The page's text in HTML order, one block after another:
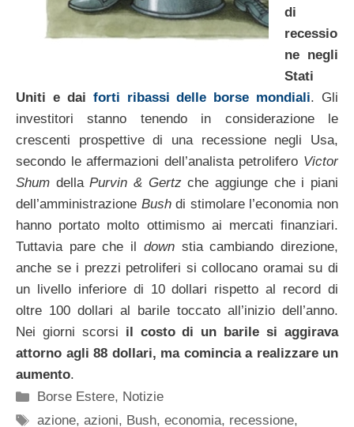
di
recessio
ne negli
Stati
Uniti e dai forti ribassi delle borse mondiali. Gli
investitori stanno tenendo in considerazione le
crescenti prospettive di una recessione negli Usa,
secondo le affermazioni dell’analista petrolifero Victor
Shum dellaPurvin & Gertzche aggiunge che i piani
dell’amministrazione Bushdi stimolare l’economia non
hanno portato molto ottimismo ai mercati finanziari.
Tuttavia pare che il downstia cambiando direzione,
anche se i prezzi petroliferi si collocano oramai su di
un livello inferiore di 10 dollari rispetto al record di
oltre 100 dollari al barile toccato all’inizio dell’anno.
Nei giorni scorsi il costo di un barile si aggirava
attorno agli 88 dollari, ma comincia a realizzare un
aumento.
Categorie
Borse Estere, Notizie
Tag
azione,azioni, Bush,economia, recessione,